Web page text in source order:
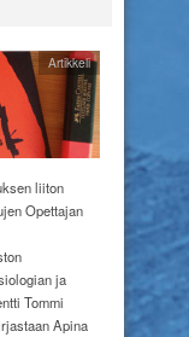
Artikkeli
liiton
Opettajan
ja
Tommi
Apina